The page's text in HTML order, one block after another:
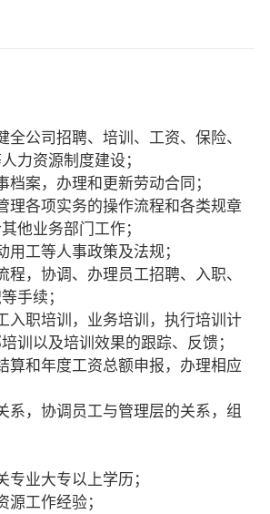
全公司招聘、培训、工资、保险、
力资源制度建设；
档案，办理和更新劳动合同；
理各项实务的操作流程和各类规章
他业务部门工作；
用工等人事政策及法规；
程，协调、办理员工招聘、入职、
手续；
入职培训，业务培训，执行培训计
训以及培训效果的跟踪、反馈；
算和年度工资总额申报，办理相应
系，协调员工与管理层的关系，组
专业大专以上学历；
源工作经验；